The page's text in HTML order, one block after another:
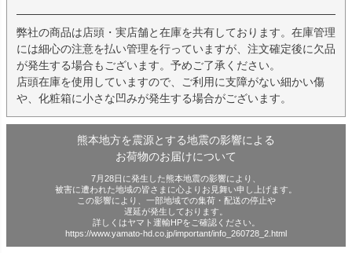
弊社の商品は店頭・実店舗と在庫を共有しております。在庫管理
には細心の注意を払い管理を行っていますが、注文確定後に欠品
が発生する場合もございます。予めご了承ください。
店頭在庫を使用していますので、ご利用に支障がない細かい傷
や、化粧箱に小さな凹みが発生する場合がございます。
熊本地方を震源とする地震の影響による
お荷物のお届けについて
7月28日に発生した熊本地震の影響により、
被害に遭われた地域の皆さまに心よりお見舞い申し上げます。
この影響により、一部地域での集荷・配送の停止や
遅延が発生しております。
詳しくはヤマト運輸HPをご確認ください。
https://www.yamato-hd.co.jp/important/info_260728_2.html